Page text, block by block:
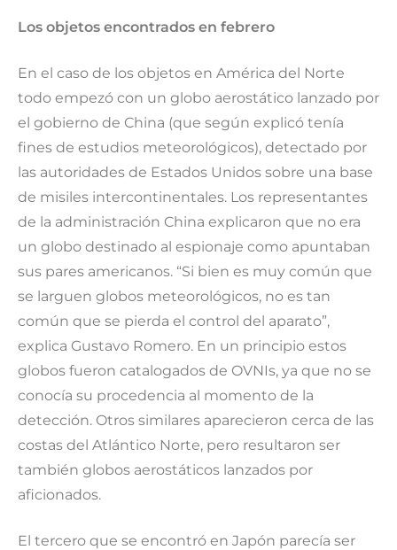
Los objetos encontrados en febrero
En el caso de los objetos en América del Norte
todo empezó con un globo aerostático lanzado por
el gobierno de China (que según explicó tenía
fines de estudios meteorológicos), detectado por
las autoridades de Estados Unidos sobre una base
de misiles intercontinentales. Los representantes
de la administración China explicaron que no era
un globo destinado al espionaje como apuntaban
sus pares americanos. “Si bien es muy común que
se larguen globos meteorológicos, no es tan
común que se pierda el control del aparato”,
explica Gustavo Romero. En un principio estos
globos fueron catalogados de OVNIs, ya que no se
conocía su procedencia al momento de la
detección. Otros similares aparecieron cerca de las
costas del Atlántico Norte, pero resultaron ser
también globos aerostáticos lanzados por
aficionados.
El tercero que se encontró en Japón parecía ser